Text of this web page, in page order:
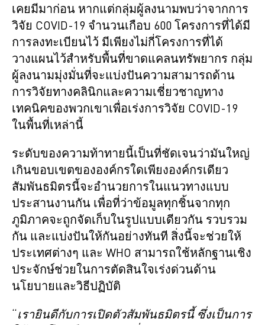
เคยมีมาก่อน หากแต่กลุ่มผู้ลงนามพบว่าจากการ
วิจัย COVID-19 จำนวนเกือบ 600 โครงการที่ได้มี
การลงทะเบียนไว้ มีเพียงไม่กี่โครงการที่ได้
วางแผนไว้สำหรับพื้นที่ขาดแคลนทรัพยากร กลุ่ม
ผู้ลงนามมุ่งมั่นที่จะแบ่งปันความสามารถด้าน
การวิจัยทางคลินิกและความเชี่ยวชาญทาง
เทคนิคของพวกเขาเพื่อเร่งการวิจัย COVID-19
ในพื้นที่เหล่านี้
ระดับของความท้าทายนี้เป็นที่ชัดเจนว่ามันใหญ่
เกินขอบเขตขององค์กรใดเพียงองค์กรเดียว
สัมพันธมิตรนี้จะอำนวยการในแนวทางแบบ
ประสานงานกัน เพื่อที่ว่าข้อมูลทุกชิ้นจากทุก
ภูมิภาคจะถูกจัดเก็บในรูปแบบเดียวกัน รวบรวม
กัน และแบ่งปันให้กันอย่างทันที สิ่งนี้จะช่วยให้
ประเทศต่างๆ และ WHO สามารถใช้หลักฐานเชิง
ประจักษ์ช่วยในการตัดสินใจเร่งด่วนด้าน
นโยบายและวิธีปฏิบัติ
เรายินดีกับการเปิดตัวสัมพันธมิตรนี้ ซึ่งเป็นการ